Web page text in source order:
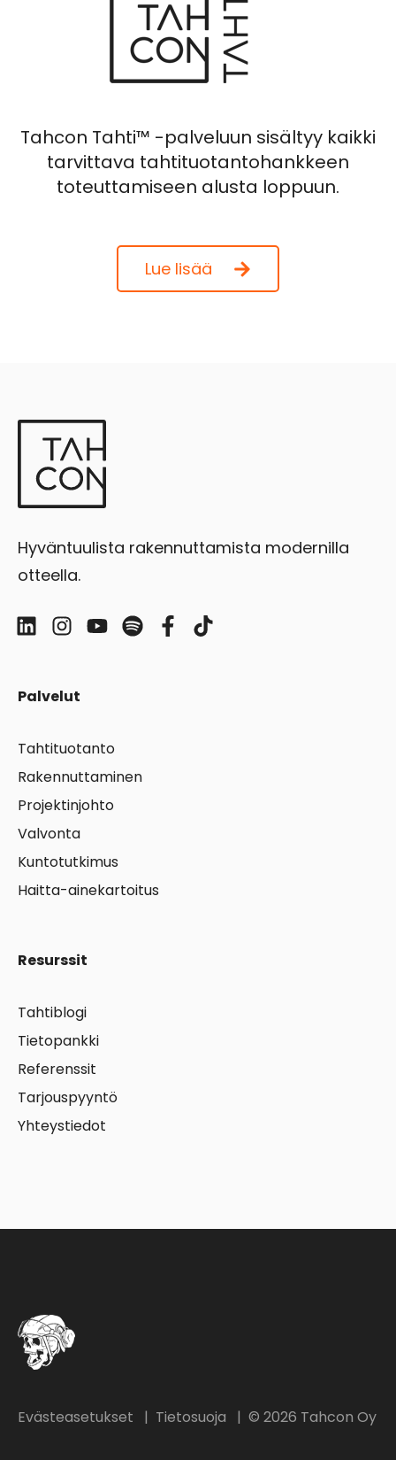
Tahcon Tahti™ -palveluun sisältyy kaikki
tarvittava tahtituotantohankkeen
toteuttamiseen alusta loppuun.
Lue lisää
Hyväntuulista rakennuttamista modernilla
otteella.
Palvelut
Tahtituotanto
Rakennuttaminen
Projektinjohto
Valvonta
Kuntotutkimus
Haitta-ainekartoitus
Resurssit
Tahtiblogi
Tietopankki
Referenssit
Tarjouspyyntö
Yhteystiedot
Evästeasetukset | Tietosuoja | © 2026 Tahcon Oy